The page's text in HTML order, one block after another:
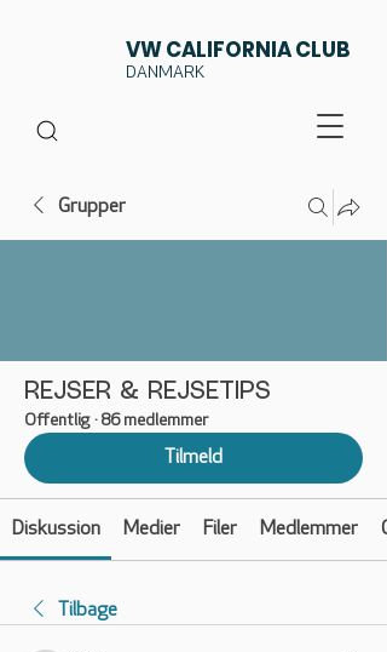
VW CALIFORNIA CLUB
DANMARK
Grupper
REJSER & REJSETIPS
Offentlig · 86 medlemmer
Tilmeld
Diskussion Medier Filer Medlemmer
Tilbage